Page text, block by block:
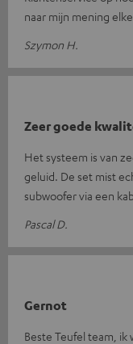
naar mijn mening
Szymon H.
Zeer goede
Het systeem is van
geluid. De set mist
subwoofer via een
Pascal D.
Gernot
Beste Teufel team,